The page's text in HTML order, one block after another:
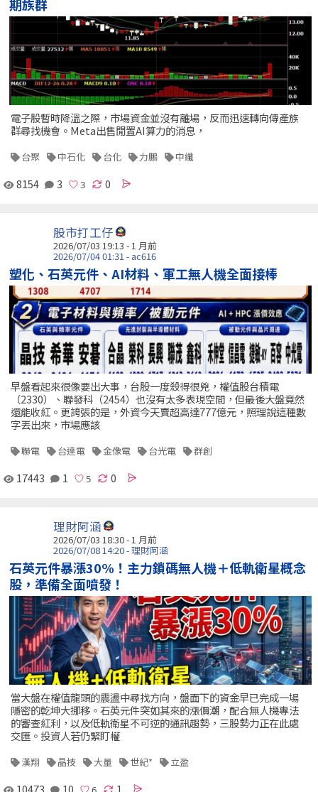
期族群
電子股暫時降溫之際，市場資金並沒有離場，反而迅速轉向傳產族
群尋找機會。Meta出售閒置AI算力的消息，
台聚 中石化 台化 力鵬 中纖
8154 3 0
股市打工仔
2026/07/03 19:13 - 1 月前
2026/07/04 01:31 - ac616
塑化、石英元件、AI材料、軍工無人機全面接棒
早盤看起來很像要出大事，台股一度殺得很兇，權值股台積電
（2330）、聯發科（2454）也沒有太多表現空間，但最後大盤竟然
還能收紅。更誇張的是，外資今天賣超高達777億元，照理說這種數
字丟出來，市場應該
聯電 台達電 金像電 台光電 群創
17443 1 0
理財阿涵
2026/07/03 18:30 - 1 月前
2026/07/08 14:20 - 理財阿涵
石英元件暴漲30%！主力鎖碼無人機＋低軌衛星概念
股，準備全面噴發！
當大盤在權值龍頭的震盪中尋找方向，盤面下的資金早已完成一場
隱密的乾坤大挪移。石英元件突如其來的漲價潮，配合無人機專法
的審查紅利，以及低軌衛星不可逆的通訊趨勢，三股勢力正在此處
交匯。投資人若仍緊盯權
漢翔 晶技 大量 世紀* 立盈
10473 10 1